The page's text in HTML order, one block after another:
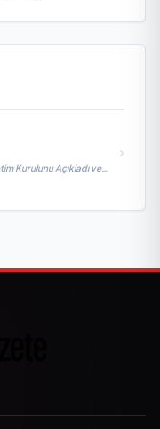
Kurulunu Açıkladı ve